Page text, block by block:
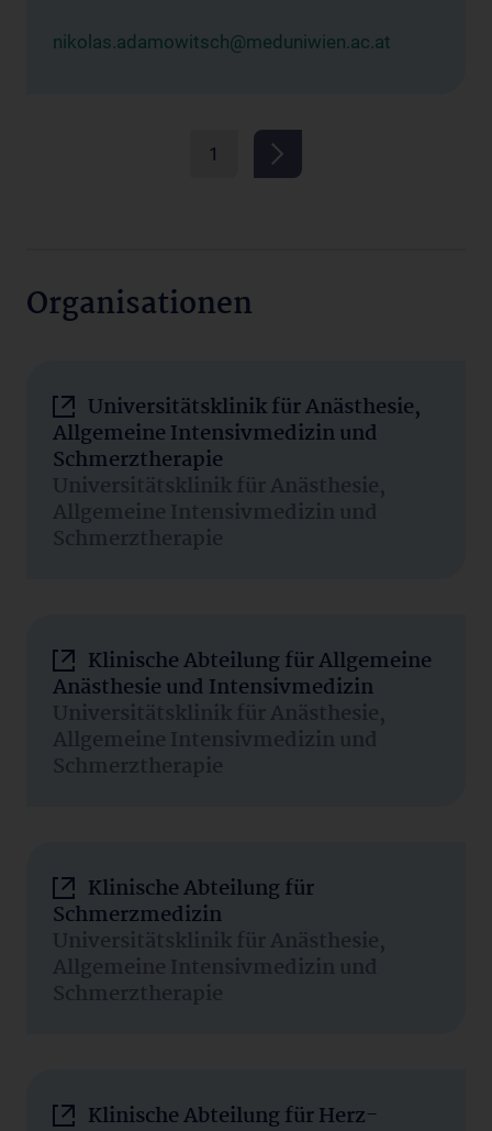
nikolas.adamowitsch@meduniwien.ac.at
1
Organisationen
Universitätsklinik für Anästhesie,
Allgemeine Intensivmedizin und
Schmerztherapie
Universitätsklinik für Anästhesie,
Allgemeine Intensivmedizin und
Schmerztherapie
Klinische Abteilung für Allgemeine
Anästhesie und Intensivmedizin
Universitätsklinik für Anästhesie,
Allgemeine Intensivmedizin und
Schmerztherapie
Klinische Abteilung für
Schmerzmedizin
Universitätsklinik für Anästhesie,
Allgemeine Intensivmedizin und
Schmerztherapie
Klinische Abteilung für Herz-